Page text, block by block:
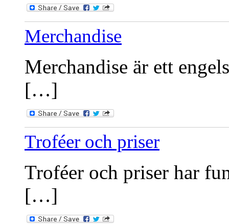
Merchandise
Merchandise är ett
[…]
Troféer och priser
Troféer och priser har
[…]